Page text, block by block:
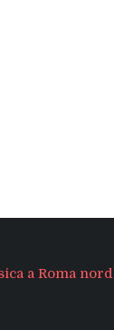
a Roma nord